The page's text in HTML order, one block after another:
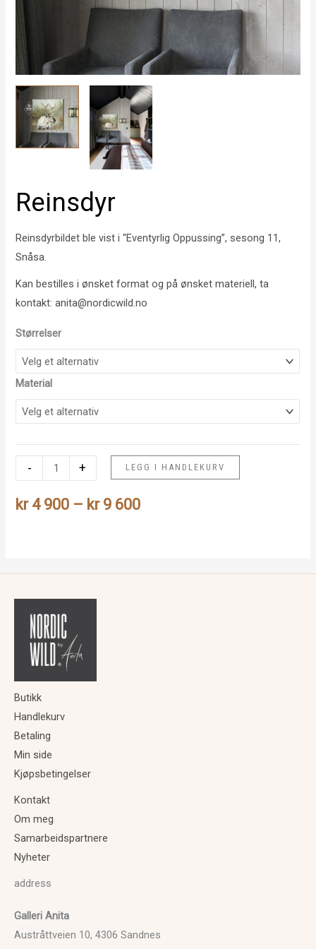
Reinsdyr
Reinsdyrbildet ble vist i “Eventyrlig Oppussing”, sesong 11,
Snåsa.
Kan bestilles i ønsket format og på ønsket materiell, ta
kontakt: anita@nordicwild.no
Størrelser
Material
-
Reinsdyr
antall
+ LEGG I HANDLEKURV
kr4 900 – kr9 600Prisområde:
Butikk
Handlekurv
Betaling
Min side
Kjøpsbetingelser
Kontakt
Om meg
Samarbeidspartnere
Nyheter
address
Galleri Anita
Austråttveien 10, 4306 Sandnes